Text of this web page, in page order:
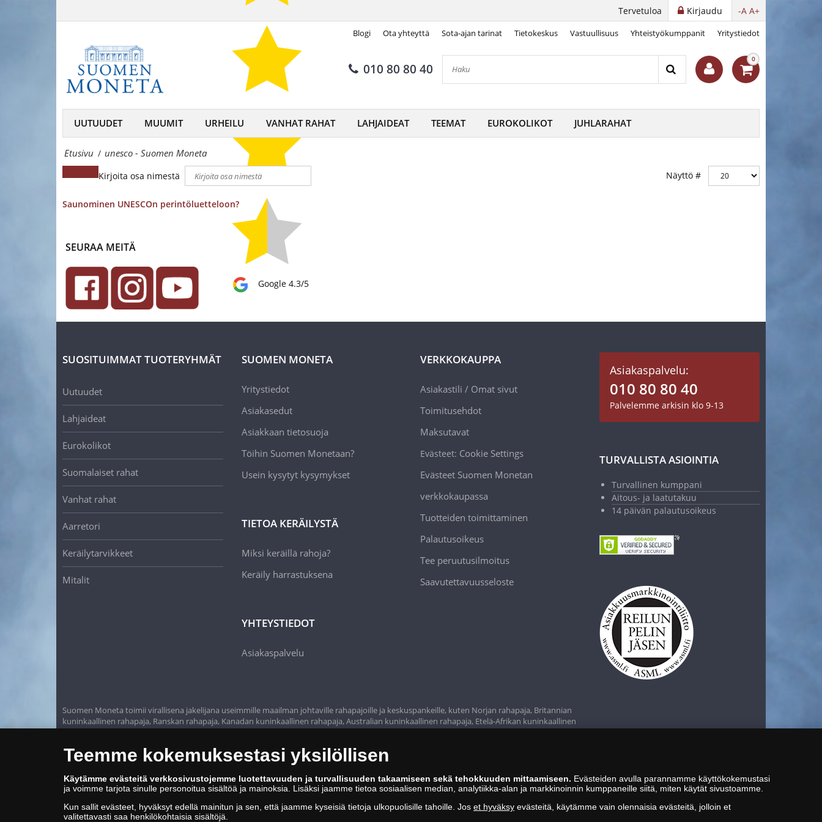
Suomen
MonetaSuomen
Moneta
keräilijän
kumppani,
rahojen
ja
asiantuntija
-A A+
Kirjaudu
Tervetuloa
Blogi Ota yhteyttä Sota-ajan tarinat Tietokeskus Vastuullisuus Yhteistyökumppanit Yritystiedot
Google 4.3/5
010 80 80 40
0
UUTUUDET MUUMIT URHEILU VANHAT RAHAT LAHJAIDEAT TEEMAT EUROKOLIKOT JUHLARAHAT
Etusivu / unesco - Suomen Moneta
Kirjoita osa nimestä Näyttö #
Saunominen UNESCOn perintöluetteloon?
SEURAA MEITÄ
SUOSITUIMMAT TUOTERYHMÄT
Uutuudet
Lahjaideat
Eurokolikot
Suomalaiset rahat
Vanhat rahat
Aarretori
Keräilytarvikkeet
Mitalit
SUOMEN MONETA
Yritystiedot
Asiakasedut
Asiakkaan tietosuoja
Töihin Suomen Monetaan?
Usein kysytyt kysymykset
TIETOA KERÄILYSTÄ
Miksi keräillä rahoja?
Keräily harrastuksena
YHTEYSTIEDOT
Asiakaspalvelu
VERKKOKAUPPA
Asiakastili / Omat sivut
Toimitusehdot
Maksutavat
Evästeet: Cookie Settings
Evästeet Suomen Monetan
verkkokaupassa
Tuotteiden toimittaminen
Palautusoikeus
Tee peruutusilmoitus
Saavutettavuusseloste
Asiakaspalvelu:
010 80 80 40
Palvelemme arkisin klo 9-13
TURVALLISTA ASIOINTIA
Turvallinen kumppani
Aitous- ja laatutakuu
14 päivän palautusoikeus
Suomen Moneta toimii virallisena jakelijana useimmille maailman johtaville rahapajoille ja keskuspankeille, kuten Norjan rahapaja, Britannian
kuninkaallinen rahapaja, Ranskan rahapaja, Kanadan kuninkaallinen rahapaja, Australian kuninkaallinen rahapaja, Etelä-Afrikan kuninkaallinen
rahapaja, Itävallan rahapaja, Alankomaiden kuninkaallinen rahapaja, Espanjan kuninkaallinen rahapaja ja monet muut.
rahojen
ja
asiantuntija
Teemme kokemuksestasi yksilöllisen
Käytämme evästeitä verkkosivustojemme luotettavuuden ja turvallisuuden takaamiseen sekä tehokkuuden mittaamiseen. Evästeiden avulla parannamme käyttökokemustasi
ja voimme tarjota sinulle personoitua sisältöä ja mainoksia. Lisäksi jaamme tietoa sosiaalisen median, analytiikka-alan ja markkinoinnin kumppaneille siitä, miten käytät sivustoamme.
Kun sallit evästeet, hyväksyt edellä mainitun ja sen, että jaamme kyseisiä tietoja ulkopuolisille tahoille. Jos et hyväksy evästeitä, käytämme vain olennaisia evästeitä, jolloin et
valitettavasti saa henkilökohtaisia sisältöjä.